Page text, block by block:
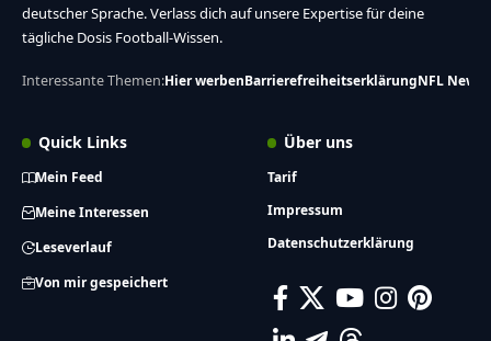
deutscher Sprache. Verlass dich auf unsere Expertise für deine
tägliche Dosis Football-Wissen.
Interessante Themen:Hier werbenBarrierefreiheitserklärungNFL News
Quick Links
Mein Feed
Meine Interessen
Leseverlauf
Von mir gespeichert
Über uns
Tarif
Impressum
Datenschutzerklärung